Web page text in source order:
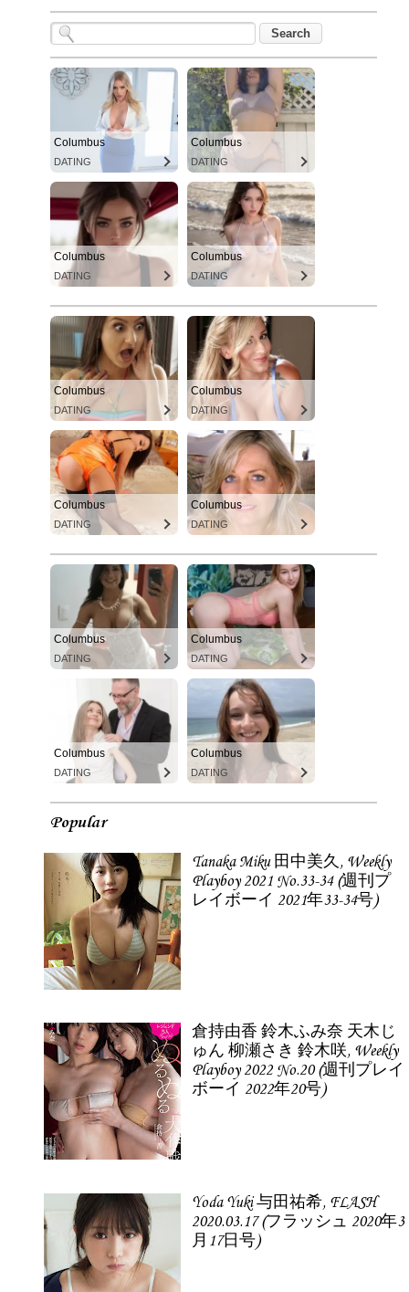
Columbus
DATING
Columbus
DATING
Columbus
DATING
Columbus
DATING
Columbus
DATING
Columbus
DATING
Columbus
DATING
Columbus
DATING
Columbus
DATING
Columbus
DATING
Columbus
DATING
Columbus
DATING
Popular
Tanaka Miku 田中美久, Weekly
Playboy 2021 No.33-34 (週刊プ
レイボーイ 2021年33-34号)
倉持由香 鈴木ふみ奈 天木じ
ゅん 柳瀬さき 鈴木咲, Weekly
Playboy 2022 No.20 (週刊プレイ
ボーイ 2022年20号)
Yoda Yuki 与田祐希, FLASH
2020.03.17 (フラッシュ 2020年3
月17日号)